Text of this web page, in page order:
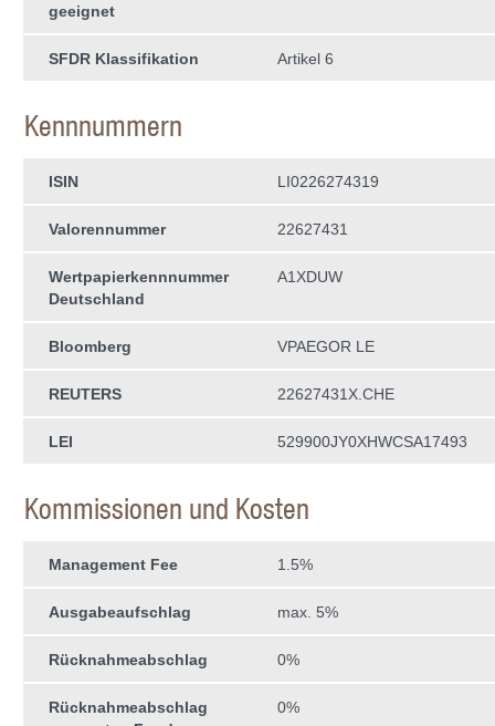
geeignet
SFDR Klassifikation Artikel 6
Kennnummern
ISIN LI0226274319
Valorennummer 22627431
Wertpapierkenn­nummer
Deutschland
A1XDUW
Bloomberg VPAEGOR LE
REUTERS 22627431X.CHE
LEI 529900JY0XHWCSA17493
Kommissionen und Kosten
Management Fee 1.5%
Ausgabeaufschlag max. 5%
Rücknahmeabschlag 0%
Rücknahmeabschlag
0%